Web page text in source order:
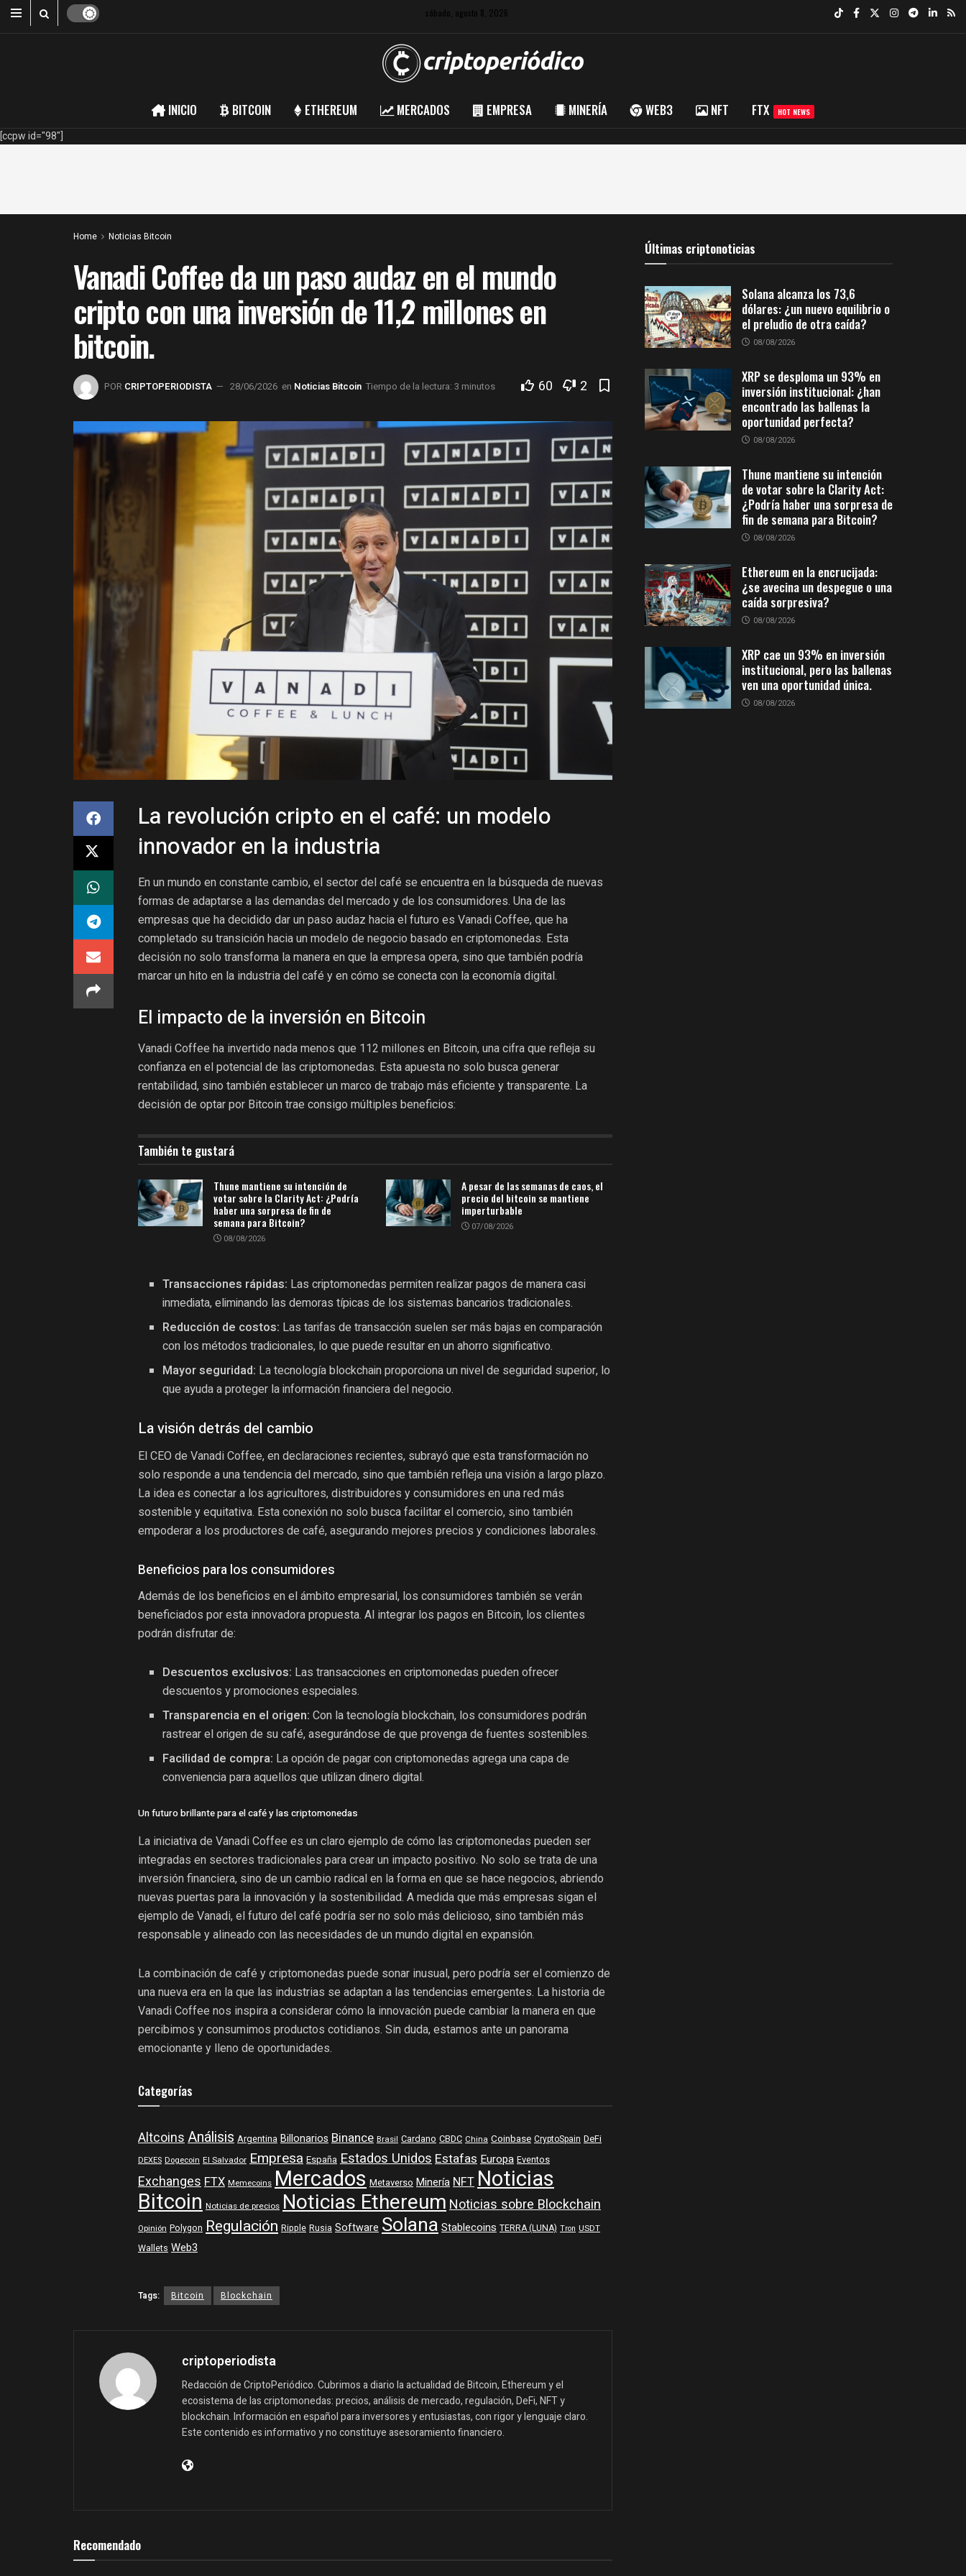
sábado, agosto 8, 2026
INICIO BITCOIN ETHEREUM MERCADOS EMPRESA MINERÍA WEB3 NFT FTX HOT NEWS
[ccpw id="98"]
Home Noticias Bitcoin
Vanadi Coffee da un paso audaz en el mundo
cripto con una inversión de 11,2 millones en
bitcoin.
POR CRIPTOPERIODISTA 28/06/2026 en Noticias Bitcoin Tiempo de la lectura: 3 minutos 60 2
La revolución cripto en el café: un modelo
innovador en la industria
En un mundo en constante cambio, el sector del café se encuentra en la búsqueda de nuevas
formas de adaptarse a las demandas del mercado y de los consumidores. Una de las
empresas que ha decidido dar un paso audaz hacia el futuro es Vanadi Coffee, que ha
completado su transición hacia un modelo de negocio basado en criptomonedas. Esta
decisión no solo transforma la manera en que la empresa opera, sino que también podría
marcar un hito en la industria del café y en cómo se conecta con la economía digital.
El impacto de la inversión en Bitcoin
Vanadi Coffee ha invertido nada menos que 112 millones en Bitcoin, una cifra que refleja su
confianza en el potencial de las criptomonedas. Esta apuesta no solo busca generar
rentabilidad, sino también establecer un marco de trabajo más eficiente y transparente. La
decisión de optar por Bitcoin trae consigo múltiples beneficios:
También te gustará
Thune mantiene su intención de
votar sobre la Clarity Act: ¿Podría
haber una sorpresa de fin de
semana para Bitcoin?
08/08/2026
A pesar de las semanas de caos, el
precio del bitcoin se mantiene
imperturbable
07/08/2026
Transacciones rápidas: Las criptomonedas permiten realizar pagos de manera casi
inmediata, eliminando las demoras típicas de los sistemas bancarios tradicionales.
Reducción de costos: Las tarifas de transacción suelen ser más bajas en comparación
con los métodos tradicionales, lo que puede resultar en un ahorro significativo.
Mayor seguridad: La tecnología blockchain proporciona un nivel de seguridad superior, lo
que ayuda a proteger la información financiera del negocio.
La visión detrás del cambio
El CEO de Vanadi Coffee, en declaraciones recientes, subrayó que esta transformación no
solo responde a una tendencia del mercado, sino que también refleja una visión a largo plazo.
La idea es conectar a los agricultores, distribuidores y consumidores en una red más
sostenible y equitativa. Esta conexión no solo busca facilitar el comercio, sino también
empoderar a los productores de café, asegurando mejores precios y condiciones laborales.
Beneficios para los consumidores
Además de los beneficios en el ámbito empresarial, los consumidores también se verán
beneficiados por esta innovadora propuesta. Al integrar los pagos en Bitcoin, los clientes
podrán disfrutar de:
Descuentos exclusivos: Las transacciones en criptomonedas pueden ofrecer
descuentos y promociones especiales.
Transparencia en el origen: Con la tecnología blockchain, los consumidores podrán
rastrear el origen de su café, asegurándose de que provenga de fuentes sostenibles.
Facilidad de compra: La opción de pagar con criptomonedas agrega una capa de
conveniencia para aquellos que utilizan dinero digital.
Un futuro brillante para el café y las criptomonedas
La iniciativa de Vanadi Coffee es un claro ejemplo de cómo las criptomonedas pueden ser
integradas en sectores tradicionales para crear un impacto positivo. No solo se trata de una
inversión financiera, sino de un cambio radical en la forma en que se hace negocios, abriendo
nuevas puertas para la innovación y la sostenibilidad. A medida que más empresas sigan el
ejemplo de Vanadi, el futuro del café podría ser no solo más delicioso, sino también más
responsable y alineado con las necesidades de un mundo digital en expansión.
La combinación de café y criptomonedas puede sonar inusual, pero podría ser el comienzo de
una nueva era en la que las industrias se adaptan a las tendencias emergentes. La historia de
Vanadi Coffee nos inspira a considerar cómo la innovación puede cambiar la manera en que
percibimos y consumimos productos cotidianos. Sin duda, estamos ante un panorama
emocionante y lleno de oportunidades.
Categorías
AltcoinsAnálisis Argentina BillonariosBinance Brasil Cardano CBDC China Coinbase CryptoSpain DeFi
DEXES Dogecoin El Salvador Empresa España Estados UnidosEstafasEuropa Eventos
ExchangesFTX Memecoins Mercados Metaverso MineríaNFTNoticias
Bitcoin Noticias de precios Noticias EthereumNoticias sobre Blockchain
Opinión Polygon Regulación Ripple Rusia SoftwareSolanaStablecoins TERRA (LUNA) Tron USDT
Wallets Web3
Tags: Bitcoin Blockchain
criptoperiodista
Redacción de CriptoPeriódico. Cubrimos a diario la actualidad de Bitcoin, Ethereum y el
ecosistema de las criptomonedas: precios, análisis de mercado, regulación, DeFi, NFT y
blockchain. Información en español para inversores y entusiastas, con rigor y lenguaje claro.
Este contenido es informativo y no constituye asesoramiento financiero.
Recomendado
Últimas criptonoticias
Solana alcanza los 73,6
dólares: ¿un nuevo equilibrio o
el preludio de otra caída?
08/08/2026
XRP se desploma un 93% en
inversión institucional: ¿han
encontrado las ballenas la
oportunidad perfecta?
08/08/2026
Thune mantiene su intención
de votar sobre la Clarity Act:
¿Podría haber una sorpresa de
fin de semana para Bitcoin?
08/08/2026
Ethereum en la encrucijada:
¿se avecina un despegue o una
caída sorpresiva?
08/08/2026
XRP cae un 93% en inversión
institucional, pero las ballenas
ven una oportunidad única.
08/08/2026